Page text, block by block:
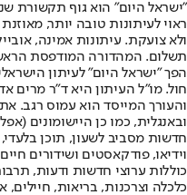
"ישראל היום" הוא גוף תקשורת
ראוי לעיתונות טובה יותר,
ולא צועקת. עיתונות אמינה,
הפך "ישראל היום" לעיתון
חול. מו"ל העיתון היא ד"ר מרים
והעורך המייסד הוא עמוס רגב.
חדשות מסביב לשעון, תוכן בלעדי,
וידיאו, פודקאסטים ושידורים
כוללות ערוצי חדשות ודעות,